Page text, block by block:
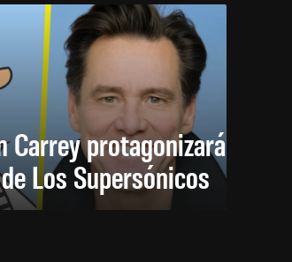
Carrey protagonizará
Los Supersónicos